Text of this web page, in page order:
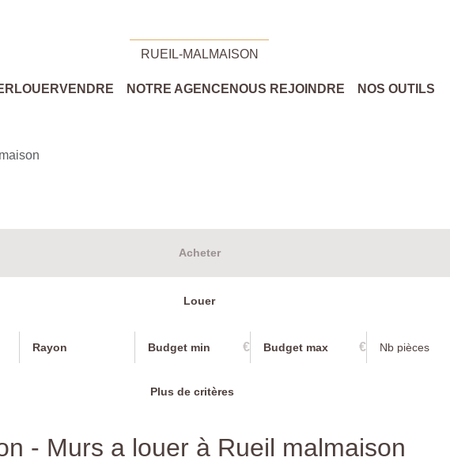
RUEIL-MALMAISON
LOUERVENDRE NOTRE AGENCE NOUS REJOINDRE NOS OUTILS
Acheter
Louer
Rayon € €
Plus de critères
- Murs a louer à Rueil malmaison